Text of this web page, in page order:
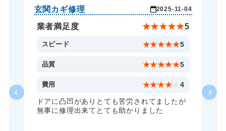
ロッカーカギ開け 8,800円～(税込)
ドアノブカギ開け 10,780円～(税込)
ドアノブカギ交換 11,000円～(税込)
玄関カギ修理 2025-11-04
業者満足度 ★★★★★5
スピード ★★★★★5
品質 ★★★★★5
費用 ★★★★ 4
ドアに凸凹がありとても苦労されてましたが
無事に修理出来てとても助かりました